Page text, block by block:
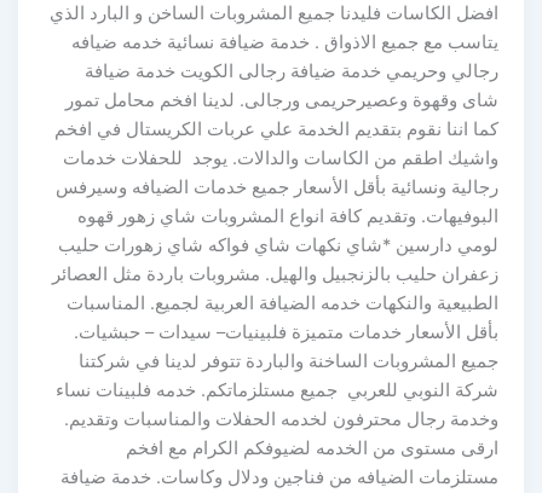
افضل الكاسات فليدنا جميع المشروبات الساخن و البارد الذي
يتاسب مع جميع الاذواق . خدمة ضيافة نسائية خدمه ضيافه
رجالي وحريمي خدمة ضيافة رجالى الكويت خدمة ضيافة
شاى وقهوة وعصيرحريمى ورجالى. لدينا افخم محامل تمور
كما اننا نقوم بتقديم الخدمة علي عربات الكريستال في افخم
واشيك اطقم من الكاسات والدالات. يوجد للحفلات خدمات
رجالية ونسائية بأقل الأسعار جميع خدمات الضيافه وسيرفس
البوفيهات. وتقديم كافة انواع المشروبات شاي زهور قهوه
لومي دارسين *شاي نكهات شاي فواكه شاي زهورات حليب
زعفران حليب بالزنجبيل والهيل. مشروبات باردة مثل العصائر
الطبيعية والنكهات خدمه الضيافة العربية لجميع. المناسبات
بأقل الأسعار خدمات متميزة فلبينيات– سيدات – حبشيات.
جميع المشروبات الساخنة والباردة تتوفر لدينا في شركتنا
شركة النوبي للعربي جميع مستلزماتكم. خدمه فلبينات نساء
وخدمة رجال محترفون لخدمه الحفلات والمناسبات وتقديم.
ارقى مستوى من الخدمه لضيوفكم الكرام مع افخم
مستلزمات الضيافه من فناجين ودلال وكاسات. خدمة ضيافة